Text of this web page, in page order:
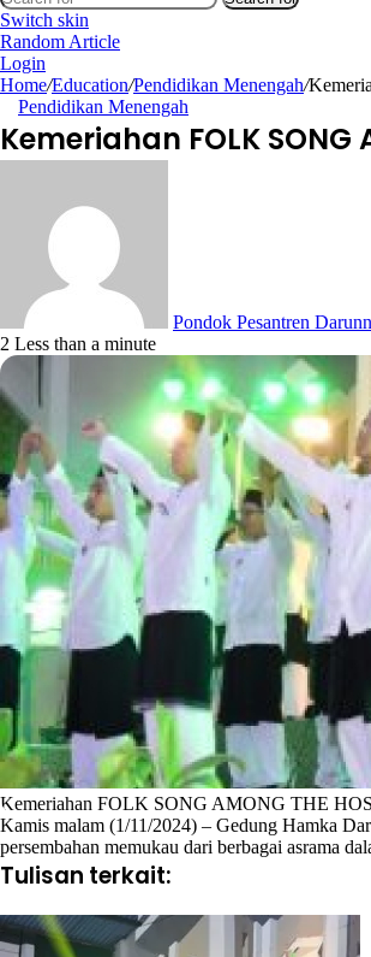
Switch skin
Random Article
Login
Home/Education/Pendidikan Menengah/
Pendidikan Menengah
Kemeriahan FOLK SONG
Pondok Pesantren
2 Less than a minute
Kemeriahan FOLK SONG AMONG THE
Kamis malam (1/11/2024) – Gedung Hamka
persembahan memukau dari berbagai asrama
Tulisan terkait: